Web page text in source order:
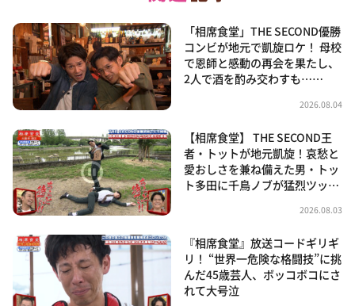
「相席食堂」THE SECOND優勝
コンビが地元で凱旋ロケ！ 母校
で恩師と感動の再会を果たし、
2人で酒を酌み交わすも……
2026.08.04
【相席食堂】 THE SECOND王
者・トットが地元凱旋！哀愁と
愛おしさを兼ね備えた男・トッ
ト多田に千鳥ノブが猛烈ツッ…
2026.08.03
『相席食堂』放送コードギリギ
リ！ “世界一危険な格闘技”に挑
んだ45歳芸人、ボッコボコにさ
れて大号泣